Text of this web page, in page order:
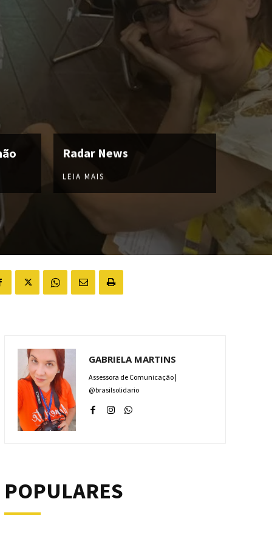
Radar News
LEIA MAIS
GABRIELA MARTINS
Assessora de Comunicação |
@brasilsolidario
POPULARES